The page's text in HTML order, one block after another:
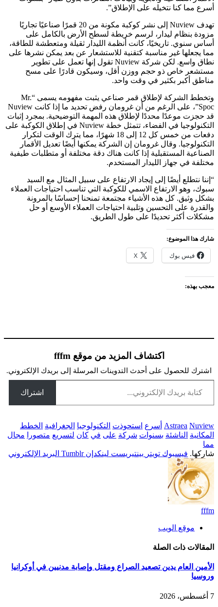
أسرع مما كنا نتخيله على الإطلاق”.
تهدف Nuview إلى نشر كوكبة مكونة من 20 قمرًا صناعيًا تجاريًا
مزودة بنظام ليدار، لرسم خريطة لسطح الأرض بالكامل على
أساس سنوي. تاريخيًا، كانت أنظمة الليدار ثقيلة ومتعطشة للطاقة،
مما يجعلها غير مناسبة كتقنية للاستشعار عن بعد يمكن نشرها على
نطاق واسع. لكن شركة Nuview تقول إنها تعمل على تطوير
مستشعر خاص ذو حجم ووزن أقل، وسيكون قادرًا على مسح
مناطق أكبر بكثير في وقت واحد.
وتخطط الشركة لإطلاق قمر صناعي يثبت مفهومه يسمى “Mr.
Spoc”، على الرغم من أن غرومان رفض تحديد ما إذا كانت Nuview
قد حجزت موعدًا محددًا لإطلاق هذه المهمة التوضيحية. بمجرد إثبات
التكنولوجيا في الفضاء، تتمثل خطة Nuview في إطلاق الكوكبة على
دفعات من خمس كل 12 إلى 18 شهرًا، مما يترك الوقت لتكرار
التكنولوجيا. وقال غرومان إن الشركة يمكنها أيضًا تعديل الأقمار
الصناعية المستقبلية إذا كانت هناك دقة مختلفة أو متطلبات طيفية
مختلفة في جهاز الليدار المستخدم.
“إننا نتطلع أيضًا إلى إيجاد الارتفاع على سبيل المثال مع السيد
سبوك، وهو الارتفاع الاسمي للكوكبة التي تناسب احتياجات العملاء
بشكل وثيق. كل هذه الأشياء مجتمعة تمنحنا إحساسًا بالمرونة
والقدرة على التحسين وتلبية احتياجات العملاء الأوسع أو حل
مشكلات أكثر تحديدًا على طول الطريق.
شارك هذا الموضوع:
فيس بوك X
معجب بهذه:
اكتشاف المزيد من موقع fffm
اشترك للحصول على أحدث التدوينات المرسلة إلى بريدك الإلكتروني.
كتابة بريدك الإلكتروني...
اشتراك
Astraea Nuview أسرع استحوذت التكنولوجيا الجغرافية الخطط
المكانية الناشئة بسنوات شركة على في كان لتسريع متصورا
مجال
مما
شاركها. فيسبوك تويتر بينتيريست لينكدإن Tumblr البريد الإلكتروني
fffm
موقع الويب
المقالاتذات الصلة
الأمين العام يدين تصعيد الصراع ومقتل وإصابة مدنيين في أوكرانيا
وروسيا